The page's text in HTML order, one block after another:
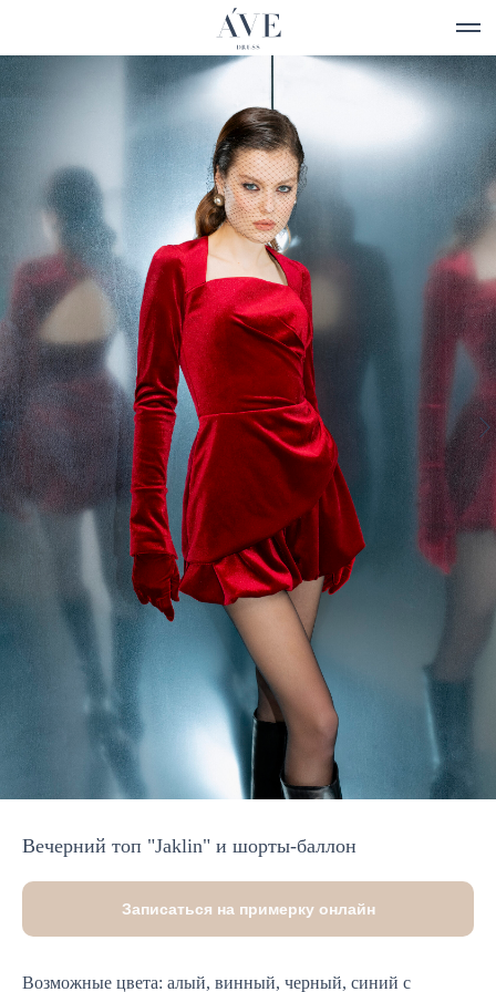
Вечерний топ "Jaklin" и шорты-баллон
Записаться на примерку онлайн
Возможные цвета: алый, винный, черный, синий c